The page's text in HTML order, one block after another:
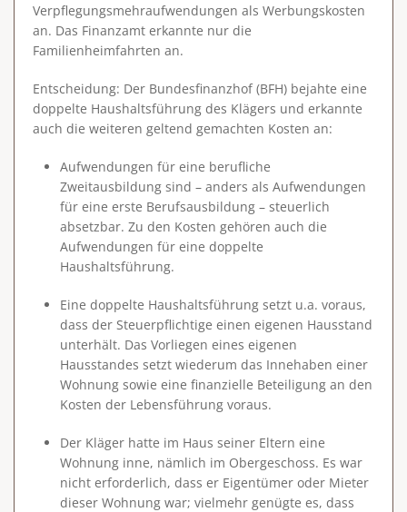
Verpflegungsmehraufwendungen als Werbungskosten
an. Das Finanzamt erkannte nur die
Familienheimfahrten an.
Entscheidung: Der Bundesfinanzhof (BFH) bejahte eine
doppelte Haushaltsführung des Klägers und erkannte
auch die weiteren geltend gemachten Kosten an:
Aufwendungen für eine berufliche
Zweitausbildung sind – anders als Aufwendungen
für eine erste Berufsausbildung – steuerlich
absetzbar. Zu den Kosten gehören auch die
Aufwendungen für eine doppelte
Haushaltsführung.
Eine doppelte Haushaltsführung setzt u.a. voraus,
dass der Steuerpflichtige einen eigenen Hausstand
unterhält. Das Vorliegen eines eigenen
Hausstandes setzt wiederum das Innehaben einer
Wohnung sowie eine finanzielle Beteiligung an den
Kosten der Lebensführung voraus.
Der Kläger hatte im Haus seiner Eltern eine
Wohnung inne, nämlich im Obergeschoss. Es war
nicht erforderlich, dass er Eigentümer oder Mieter
dieser Wohnung war; vielmehr genügte es, dass